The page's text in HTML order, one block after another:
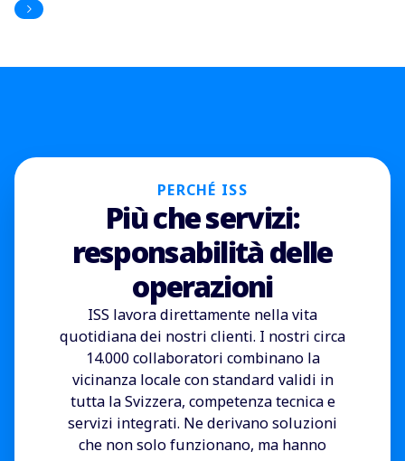
PERCHÉ ISS
Più che servizi:
responsabilità delle
operazioni
ISS lavora direttamente nella vita
quotidiana dei nostri clienti. I nostri circa
14.000 collaboratori combinano la
vicinanza locale con standard validi in
tutta la Svizzera, competenza tecnica e
servizi integrati. Ne derivano soluzioni
che non solo funzionano, ma hanno